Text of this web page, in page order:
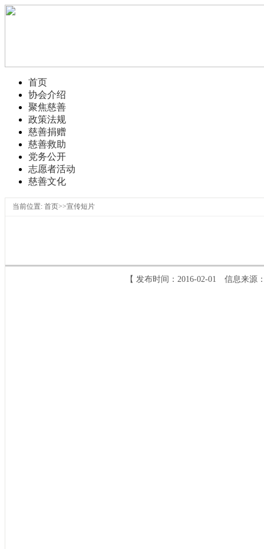
首页
协会介绍
聚焦慈善
政策法规
慈善捐赠
慈善救助
党务公开
志愿者活动
慈善文化
当前位置: 首页>>宣传短片
【 发布时间：2016-02-01 信息来源